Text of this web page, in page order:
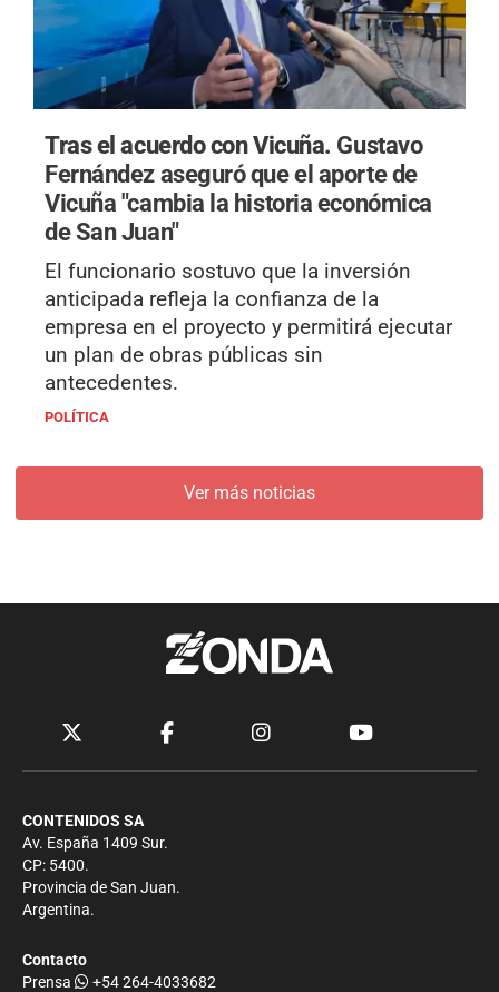
Tras el acuerdo con Vicuña. Gustavo
Fernández aseguró que el aporte de
Vicuña "cambia la historia económica
de San Juan"
El funcionario sostuvo que la inversión
anticipada refleja la confianza de la
empresa en el proyecto y permitirá ejecutar
un plan de obras públicas sin
antecedentes.
POLÍTICA
Ver más noticias
CONTENIDOS SA
Av. España 1409 Sur.
CP: 5400.
Provincia de San Juan.
Argentina.
Contacto
Prensa
+54 264-4033682